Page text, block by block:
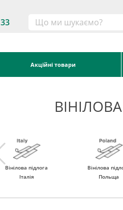
Акційні товари
Вінілова підлога
Італія
Вінілова
Польща